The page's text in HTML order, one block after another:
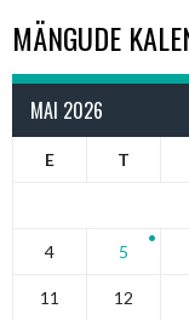
MÄNGUDE
MAI 2026
E T
4 5
11 12